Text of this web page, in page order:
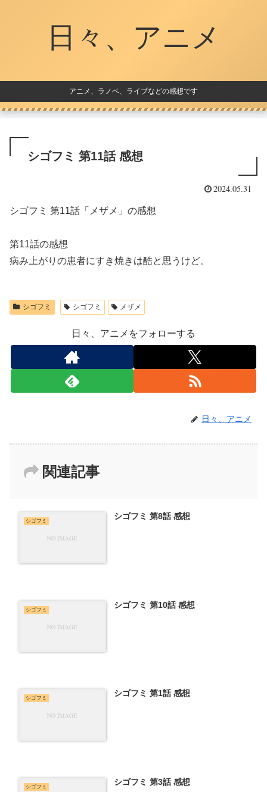
日々、アニメ
アニメ、ラノベ、ライブなどの感想です
シゴフミ 第11話 感想
2024.05.31
シゴフミ 第11話「メザメ」の感想
第11話の感想
病み上がりの患者にすき焼きは酷と思うけど。
シゴフミ シゴフミ メザメ
日々、アニメをフォローする
日々、アニメ
関連記事
シゴフミ シゴフミ 第8話 感想
シゴフミ シゴフミ 第10話 感想
シゴフミ シゴフミ 第1話 感想
シゴフミ シゴフミ 第3話 感想